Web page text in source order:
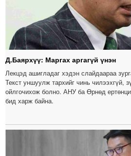
Д.Баярхүү: Маргах аргагүй үнэн
Лекцэд ашигладаг хэдэн слайдаараа
Текст уншуулж тархийг чинь чилээхгүй,
ойлгочихож болно. АНУ ба Өрнөд
бид харж байна.